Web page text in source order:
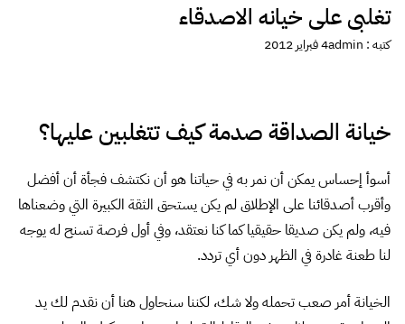
تغلبى على خيانه الاصدقاء
كتبه : admin4 فبراير 2012
خيانة الصداقة صدمة كيف تتغلبين عليها؟
أسوأ إحساس يمكن أن نمر به في حياتنا هو أن نكتشف فجأة أن أفضل
وأقرب أصدقائنا على الإطلاق لم يكن يستحق الثقة الكبيرة التي وضعناها
فيه، ولم يكن صديقا حقيقيا كما كنا نعتقد، وفي أول فرصة تسنح له يوجه
لنا طعنة غادرة في الظهر دون أي تردد.
الخيانة أمر صعب تحمله ولا شك، لكننا سنحاول هنا أن نقدم لك يد